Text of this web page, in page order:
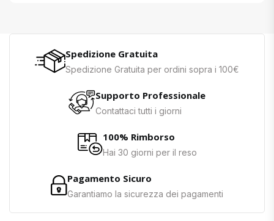
Spedizione Gratuita
Spedizione Gratuita per ordini sopra i 100€
Supporto Professionale
Contattaci tutti i giorni
100% Rimborso
Hai 30 giorni per il reso
Pagamento Sicuro
Garantiamo la sicurezza dei pagamenti